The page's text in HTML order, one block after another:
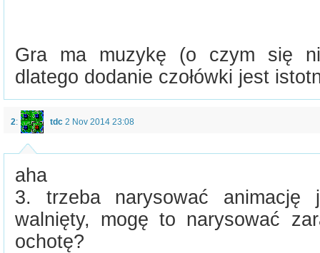
Gra ma muzykę (o czym się
dlatego dodanie czołówki jest
2: tdc 2 Nov 2014 23:08
aha
3. trzeba narysować animację
walnięty, mogę to narysować
ochotę?